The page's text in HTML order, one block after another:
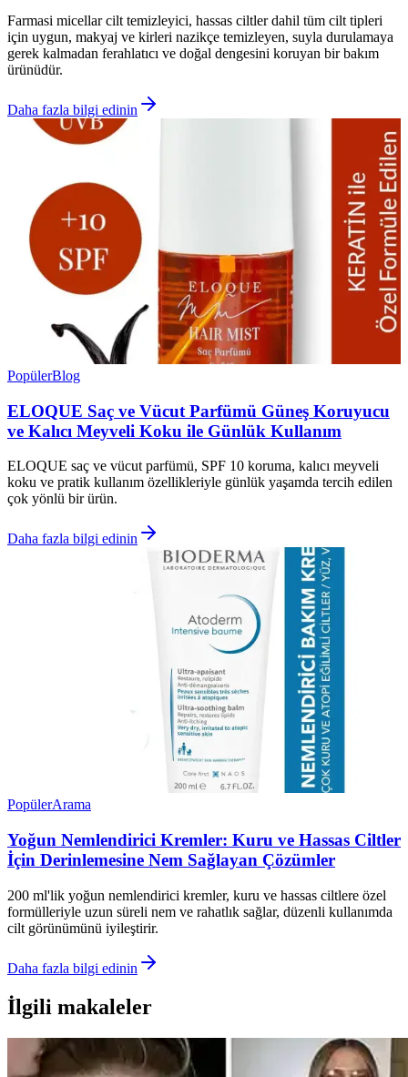
Farmasi micellar cilt temizleyici, hassas ciltler dahil tüm cilt tipleri
için uygun, makyaj ve kirleri nazikçe temizleyen, suyla durulamaya
gerek kalmadan ferahlatıcı ve doğal dengesini koruyan bir bakım
ürünüdür.
Daha fazla bilgi edinin
PopülerBlog
ELOQUE Saç ve Vücut Parfümü Güneş Koruyucu
ve Kalıcı Meyveli Koku ile Günlük Kullanım
ELOQUE saç ve vücut parfümü, SPF 10 koruma, kalıcı meyveli
koku ve pratik kullanım özellikleriyle günlük yaşamda tercih edilen
çok yönlü bir ürün.
Daha fazla bilgi edinin
PopülerArama
Yoğun Nemlendirici Kremler: Kuru ve Hassas Ciltler
İçin Derinlemesine Nem Sağlayan Çözümler
200 ml'lik yoğun nemlendirici kremler, kuru ve hassas ciltlere özel
formülleriyle uzun süreli nem ve rahatlık sağlar, düzenli kullanımda
cilt görünümünü iyileştirir.
Daha fazla bilgi edinin
İlgili makaleler